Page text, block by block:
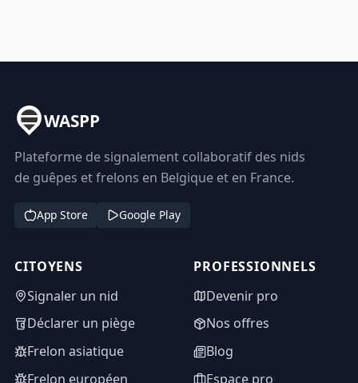
WASPP
Plateforme de signalement collaboratif des nids
de guêpes et frelons en Belgique et en France.
App Store Google Play
CITOYENS
Signaler un nid
Déclarer un piège
Frelon asiatique
Frelon européen
PROFESSIONNELS
Devenir pro
Nos offres
Blog
Espace pro